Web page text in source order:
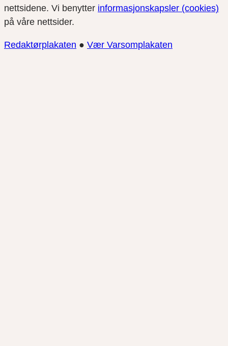
nettsidene. Vi benytter informasjonskapsler (cookies)
på våre nettsider.
Redaktørplakaten ● Vær Varsomplakaten